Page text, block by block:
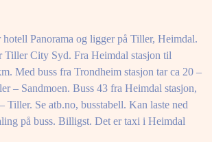
Panorama og ligger på Tiller, Heimdal.
Tiller City Syd. Fra Heimdal stasjon til
Med buss fra Trondheim stasjon tar ca 20 –
– Sandmoen. Buss 43 fra Heimdal stasjon,
Tiller. Se atb.no, busstabell. Kan laste ned
på buss. Billigst. Det er taxi i Heimdal